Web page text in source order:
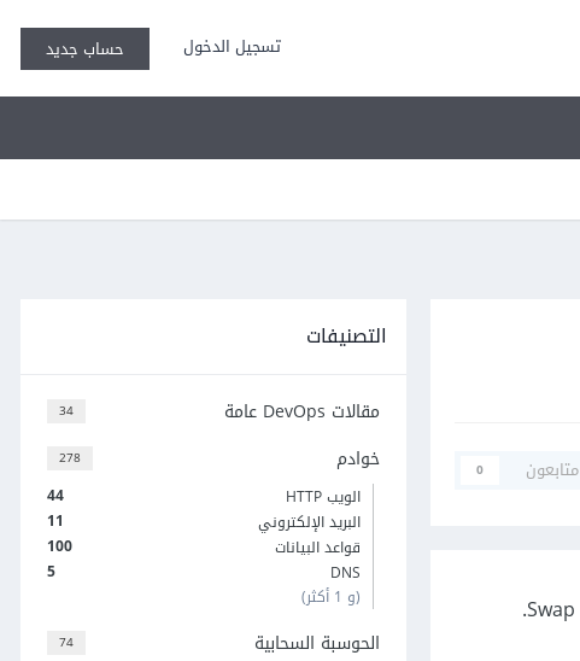
تسجيل الدخول حساب جديد
متابعون 0
التصنيفات
34 مقالات DevOps عامة
278 خوادم
44
الويب HTTP
11
البريد الإلكتروني
100
قواعد البيانات
5
DNS
(و 1 أكثر)
74 الحوسبة السحابية